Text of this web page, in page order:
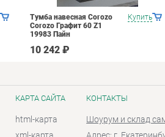
Купить
Тумба навесная Corozo
Corozo Графит 60 Z1
19983 Пайн
10 242 ₽
КАРТА САЙТА
html-карта
xml-карта
КОНТАКТЫ
Шоурум и склад
Адрес: г.